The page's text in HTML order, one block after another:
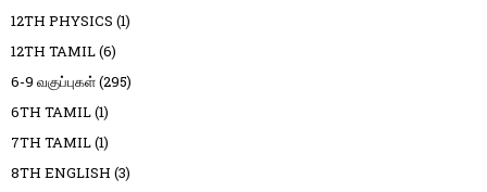
12TH PHYSICS (1)
12TH TAMIL(6)
6-9 வகுப்புகள்(295)
6TH TAMIL(1)
7TH TAMIL(1)
8TH ENGLISH (3)